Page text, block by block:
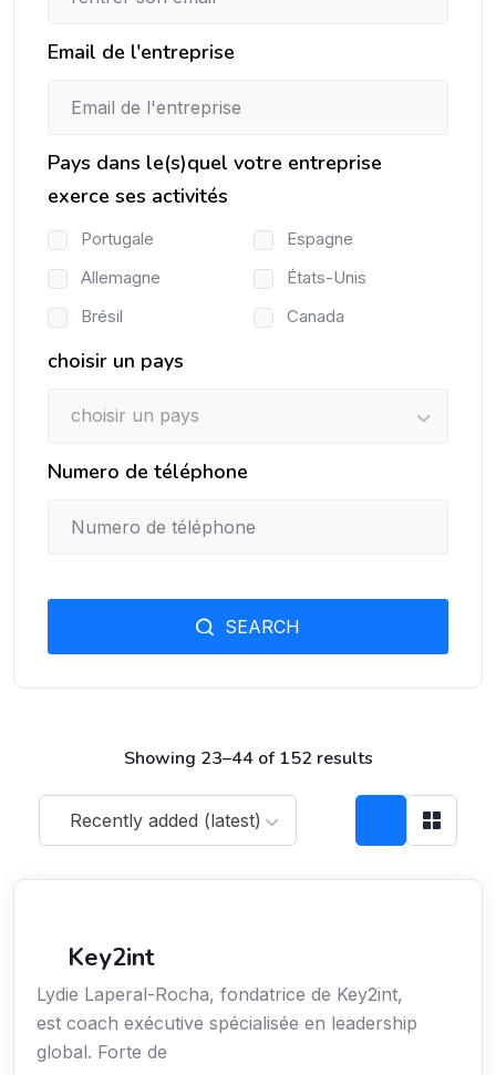
Showing 23–44 of 152 results
Recently added (latest)
Key2int
Lydie Laperal-Rocha, fondatrice de Key2int,
est coach exécutive spécialisée en leadership
global. Forte de
Email de l'entreprise
Pays dans le(s)quel votre entreprise
exerce ses activités
Portugale
Espagne
Allemagne
États-Unis
Brésil
Canada
choisir un pays
choisir un pays
Numero de téléphone
SEARCH